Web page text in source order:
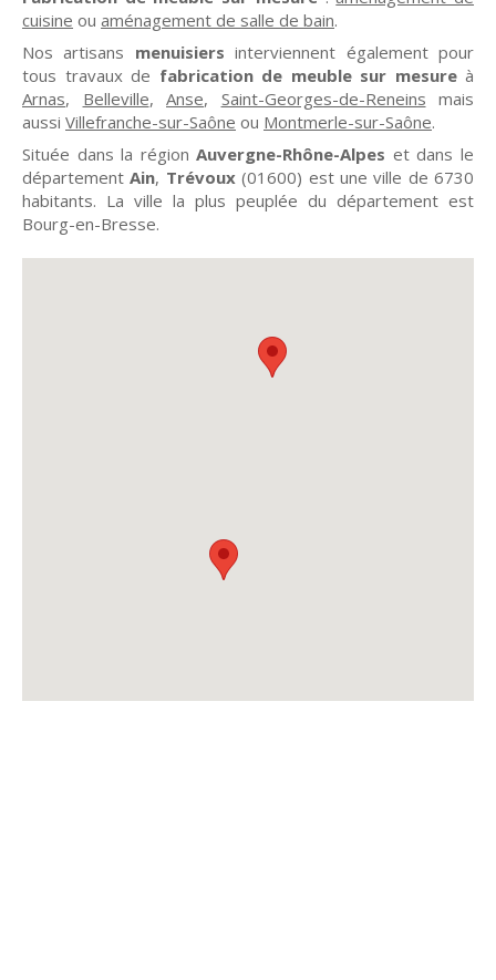
cuisine ou aménagement de salle de bain.
Nos artisans menuisiers interviennent également pour
tous travaux de fabrication de meuble sur mesureà
Arnas, Belleville, Anse, Saint-Georges-de-Reneins mais
aussi Villefranche-sur-Saône ou Montmerle-sur-Saône.
Située dans la régionAuvergne-Rhône-Alpes et dans le
départementAin, Trévoux(01600) est une ville de 6730
habitants. La ville la plus peuplée du département est
Bourg-en-Bresse.